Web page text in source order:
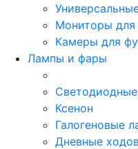
Мониторы для
Камеры для
Лампы и фары
Ксенон
Галогеновые
Дневные